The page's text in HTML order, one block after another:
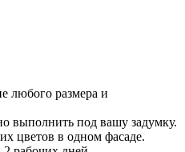
любого размера и
выполнить под вашу задумку.
цветов в одном фасаде.